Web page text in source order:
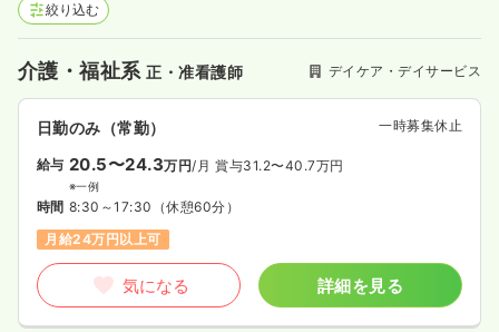
絞り込む
介護・福祉系正・准看護師 デイケア・デイサービス
日勤のみ（常勤） 一時募集休止
給与 20.5〜24.3万円/月 賞与31.2〜40.7万円
※一例
時間 8:30～17:30 （休憩60分）
月給24万円以上可
気になる 詳細を見る